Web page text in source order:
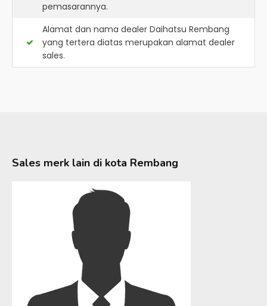
pemasarannya.
Alamat dan nama dealer Daihatsu Rembang
yang tertera diatas merupakan alamat dealer
sales.
Sales merk lain di kota Rembang